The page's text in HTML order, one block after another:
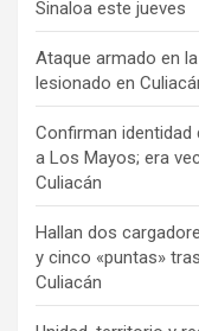
Sinaloa este jueves
Ataque armado en
lesionado en
Confirman identidad
a Los Mayos; era
Culiacán
Hallan dos
y cinco «puntas»
Culiacán